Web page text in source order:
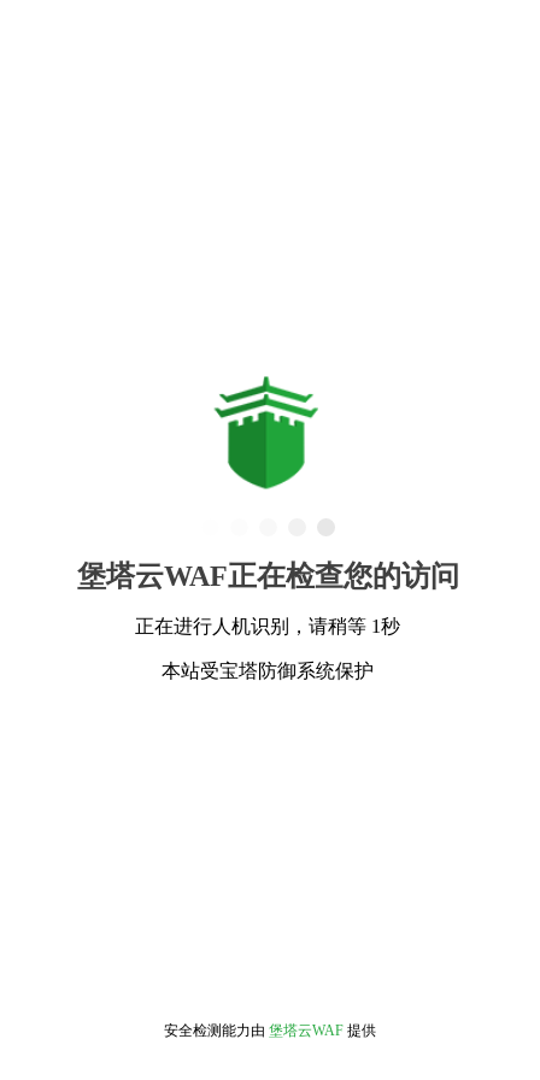
堡塔云WAF正在检查您的访问
正在进行人机识别，请稍等 1秒
本站受宝塔防御系统保护
安全检测能力由 堡塔云WAF 提供